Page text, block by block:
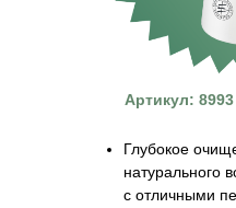
Артикул:
Глубокое
натурального
с отличными